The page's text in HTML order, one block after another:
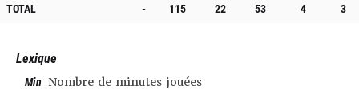
TOTAL
- 115 22 53 4 3
Lexique
Min Nombre de minutes jouées